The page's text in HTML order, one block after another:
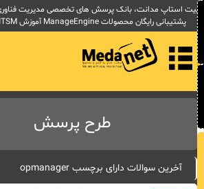
استاپ مدانت، بانک پرسش های تخصصی مدیریت فناوری
پشتیبانی رایگان محصولات ManageEngine آموزش ITSM و ابزارهای پیاده سازی ITIL
طرح پرسش
آخرین سوالات دارای برچسب opmanager